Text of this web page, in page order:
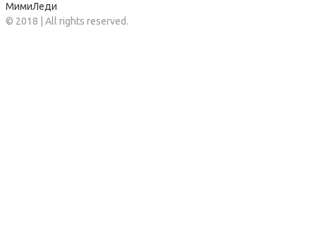
МимиЛеди
© 2018 | All rights reserved.